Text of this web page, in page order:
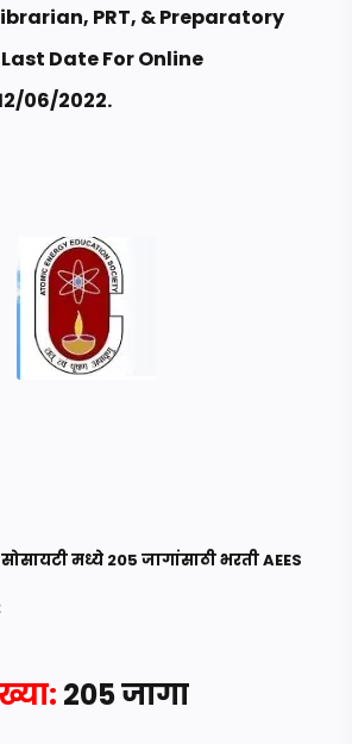
PRT, & Preparatory
Date For Online
06/2022.
मध्ये 205 जागांसाठी भरती AEES
205जागा